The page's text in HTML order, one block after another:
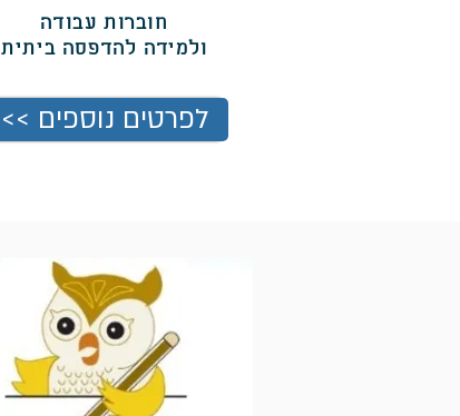
חוברות עבודה
ולמידה להדפסה ביתית
<< לפרטים נוספים